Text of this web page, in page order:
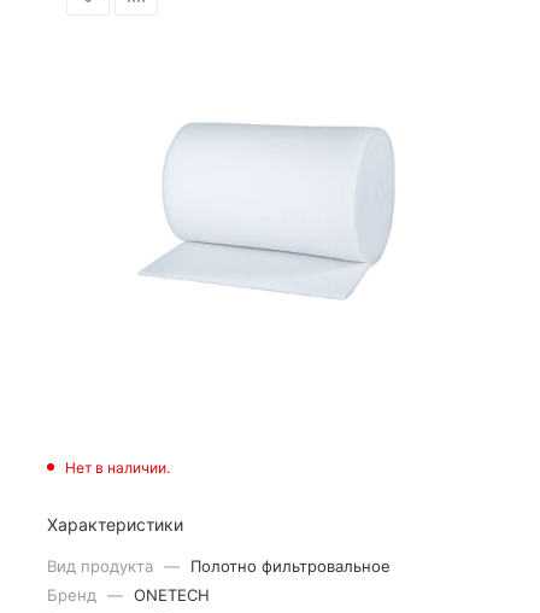
Нет в наличии.
Характеристики
Вид продукта —
Полотно фильтровальное
Бренд — ONETECH